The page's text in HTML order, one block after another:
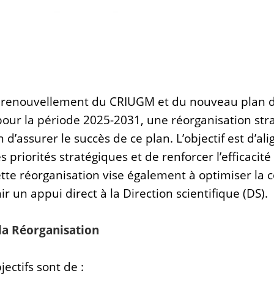
du CRIUGM et du nouveau plan
la période 2025-2031, une réorganisation
le succès de ce plan. L’objectif est
priorités stratégiques et de renforcer l’efficacité
réorganisation vise également à optimiser la
un appui direct à la Direction scientifique (DS).
Réorganisation
sont de :